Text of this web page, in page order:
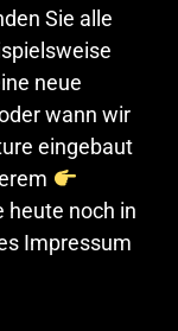
Sie alle
neue
wann wir
eingebaut
heute noch in
Impressum